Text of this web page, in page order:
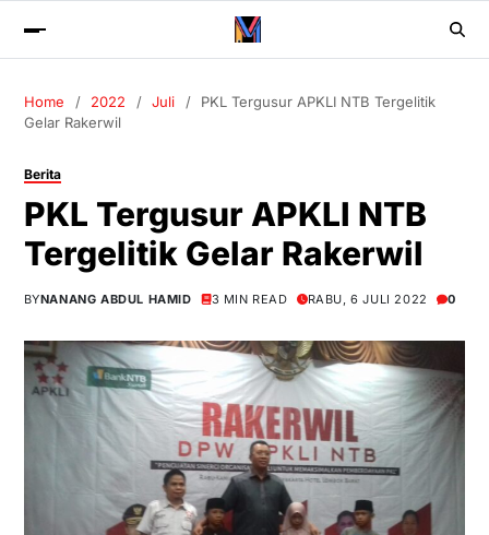
Home 2022 Juli
PKL Tergusur APKLI NTB Tergelitik
Gelar Rakerwil
Berita
PKL Tergusur APKLI NTB
Tergelitik Gelar Rakerwil
BYNANANG ABDUL HAMID 3 MIN READ RABU, 6 JULI 2022 0